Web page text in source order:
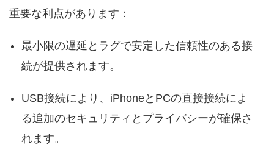
重要な利点があります：
最小限の遅延とラグで安定した信頼性のある接
続が提供されます。
USB接続により、iPhoneとPCの直接接続によ
る追加のセキュリティとプライバシーが確保さ
れます。